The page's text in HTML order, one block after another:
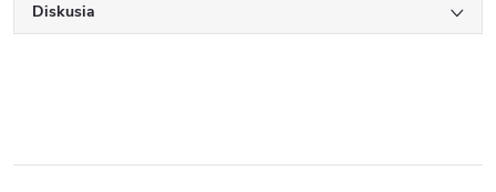
Diskusia